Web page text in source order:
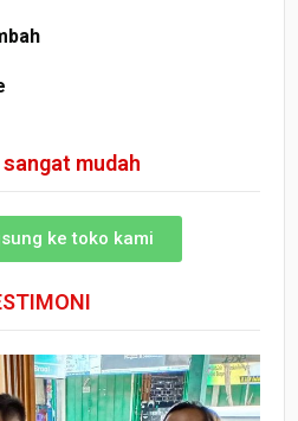
mudah
ke toko kami